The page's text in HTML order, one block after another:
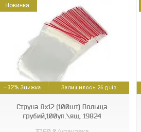
Новинка
–32% Залишилось 26 днів
Струна 8х12 (100шт) Польща
грубий,100уп.\ящ. 19824
112558